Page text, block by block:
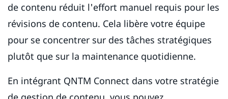
de contenu réduit l'effort manuel requis pour les
révisions de contenu. Cela libère votre équipe
pour se concentrer sur des tâches stratégiques
plutôt que sur la maintenance quotidienne.
En intégrant QNTM Connect dans votre stratégie